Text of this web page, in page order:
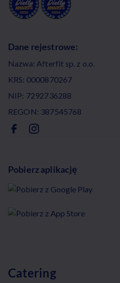
Dane rejestrowe:
Nazwa: Afterfit sp. z o.o.
KRS: 0000870267
NIP: 7292736288
REGON: 387545768
Pobierz aplikację
Catering